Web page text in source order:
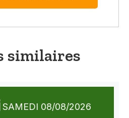
similaires
SAMEDI 08/08/2026